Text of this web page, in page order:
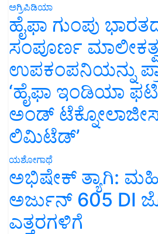
ಅಗ್ರಿಪಿಡಿಯಾ
ಹೈಫಾ ಗುಂಪು
ಸಂಪೂರ್ಣ
ಉಪಕಂಪನಿಯನ್ನು
‘ಹೈಫಾ ಇಂಡಿಯಾ
ಅಂಡ್
ಲಿಮಿಟೆಡ್’
ಯಶೋಗಾಥೆ
ಅಭಿಷೇಕ್ ತ್ಯಾಗಿ:
ಅರ್ಜುನ್ 605 DI
ಎತ್ತರಗಳಿಗೆ